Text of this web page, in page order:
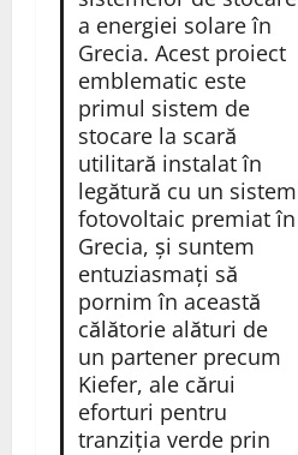
a energiei solare în
Grecia. Acest proiect
emblematic este
primul sistem de
stocare la scară
utilitară instalat în
legătură cu un sistem
fotovoltaic premiat în
Grecia, și suntem
entuziasmați să
pornim în această
călătorie alături de
un partener precum
Kiefer, ale cărui
eforturi pentru
tranziția verde prin